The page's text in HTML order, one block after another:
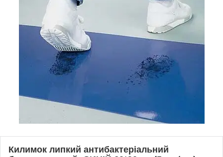
Килимок липкий антибактеріальний